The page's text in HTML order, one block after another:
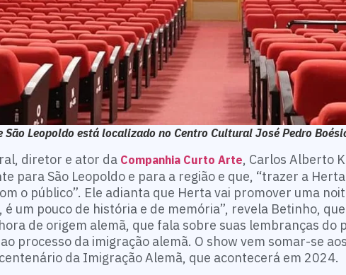
São Leopoldo está localizado no Centro Cultural José Pedro
diretor e ator da Companhia Curto Arte, Carlos Alberto
para São Leopoldo e para a região e que, “trazer a
o público”. Ele adianta que Herta vai promover uma
é um pouco de história e de memória”, revela Betinho,
de origem alemã, que fala sobre suas lembranças do
processo da imigração alemã. O show vem somar-se
da Imigração Alemã, que acontecerá em 2024.